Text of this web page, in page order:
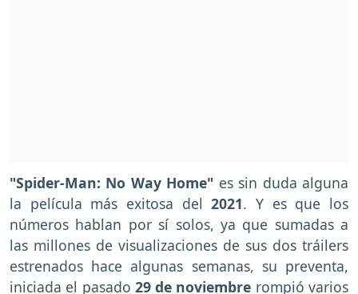
"Spider-Man: No Way Home" es sin duda alguna
la película más exitosa del2021. Y es que los
números hablan por sí solos, ya que sumadas a
las millones de visualizaciones de sus dos tráilers
estrenados hace algunas semanas, su preventa,
iniciada el pasado 29 de noviembre rompió varios